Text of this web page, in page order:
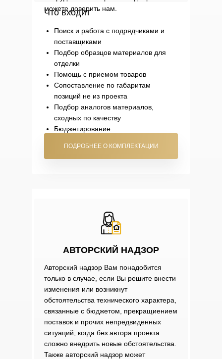
АВТОРСКИЙ НАДЗОР
Авторский надзор Вам понадобится
только в случае, если Вы решите внести
изменения или возникнут
обстоятельства технического характера,
связанные с бюджетом, прекращиением
поставок и прочих непредвиденных
ситуаций, когда без автора проекта
сложно внедрить новые обстоятельства.
Также авторский надзор может
можете доверить нам.
Что входит
Поиск и работа с подрядчиками и
поставщиками
Подбор образцов материалов для
отделки
Помощь с приемом товаров
Сопоставление по габаритам
позиций не из проекта
Подбор аналогов материалов,
сходных по качеству
Бюджетирование
ПОДРОБНЕЕ О КОМПЛЕКТАЦИИ